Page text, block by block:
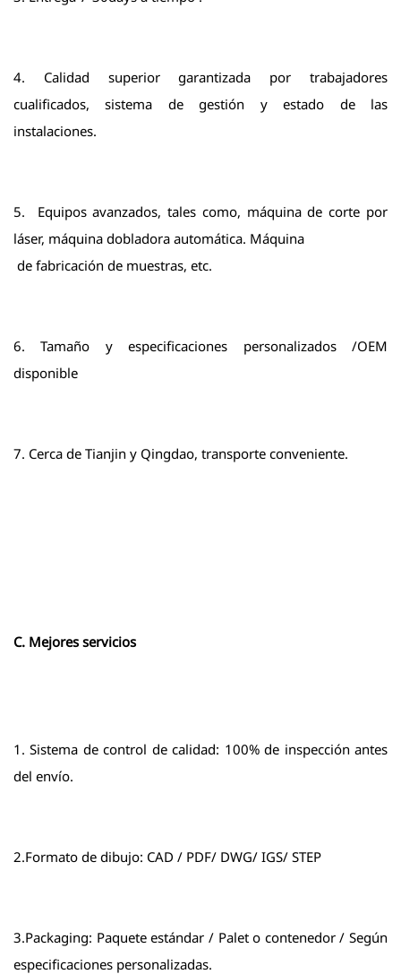
4. Calidad superior garantizada por trabajadores
cualificados, sistema de gestión y estado de las
instalaciones.
5. Equipos avanzados, tales como, máquina de corte por
láser, máquina dobladora automática. Máquina
de fabricación de muestras, etc.
6. Tamaño y especificaciones personalizados /OEM
disponible
7. Cerca de Tianjin y Qingdao, transporte conveniente.
C. Mejores servicios
1. Sistema de control de calidad: 100% de inspección antes
del envío.
2.Formato de dibujo: CAD / PDF/ DWG/ IGS/ STEP
3.Packaging: Paquete estándar / Palet o contenedor / Según
especificaciones personalizadas.